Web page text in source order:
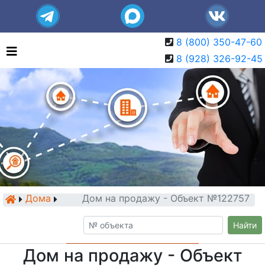
8 (800) 350-47-60
8 (928) 326-92-45
Дома Дом на продажу - Объект №122757
Найти
Дом на продажу - Объект